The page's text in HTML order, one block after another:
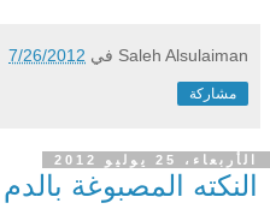
Saleh Alsulaiman في 7/26/2012
مشاركة
الأربعاء، 25 يوليو 2012
النكته المصبوغة